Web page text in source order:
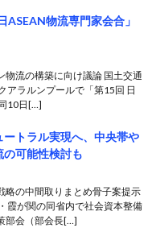
ASEAN物流専門家会合」
物流の構築に向け議論 国土交通
アラルンプールで「第15回 日
10日[…]
トラル実現へ、中央帯や
可能性検討も
略の中間取りまとめ骨子案提示
霞が関の同省内で社会資本整備
部会（部会長[…]